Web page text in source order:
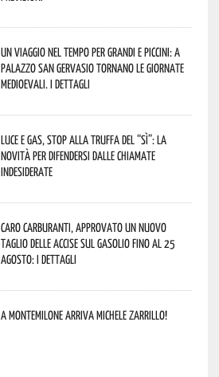
Un viaggio nel tempo per grandi e piccini: a
Palazzo San Gervasio tornano le Giornate
Medioevali. I dettagli
Luce e gas, stop alla truffa del “Sì”: la
novità per difendersi dalle chiamate
indesiderate
Caro carburanti, approvato un nuovo
taglio delle accise sul gasolio fino al 25
agosto: i dettagli
A Montemilone arriva Michele Zarrillo!